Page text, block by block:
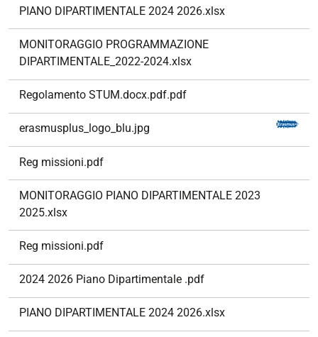
PIANO DIPARTIMENTALE 2024 2026.xlsx
MONITORAGGIO PROGRAMMAZIONE
DIPARTIMENTALE_2022-2024.xlsx
Regolamento STUM.docx.pdf.pdf
erasmusplus_logo_blu.jpg
Reg missioni.pdf
MONITORAGGIO PIANO DIPARTIMENTALE 2023
2025.xlsx
Reg missioni.pdf
2024 2026 Piano Dipartimentale .pdf
PIANO DIPARTIMENTALE 2024 2026.xlsx